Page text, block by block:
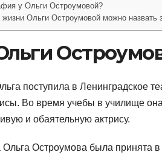
у Ольги Остроумовой?
жизни Ольги Остроумовой можно назвать
поступила в Ленинградское
Во время учебы в училище она
и обаятельную актрису.
Остроумова была принята